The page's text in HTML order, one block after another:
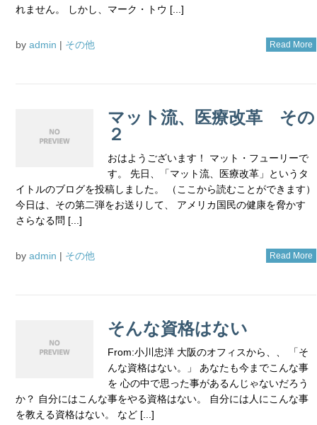
れません。 しかし、マーク・トウ [...]
by admin | その他 Read More
マット流、医療改革 その
２
おはようございます！ マット・フューリーで
す。 先日、「マット流、医療改革」というタ
イトルのブログを投稿しました。 （ここから読むことができます）
今日は、その第二弾をお送りして、 アメリカ国民の健康を脅かす
さらなる問 [...]
by admin | その他 Read More
そんな資格はない
From:小川忠洋 大阪のオフィスから、、 「そ
んな資格はない。」 あなたも今までこんな事
を 心の中で思った事があるんじゃないだろう
か？ 自分にはこんな事をやる資格はない。 自分には人にこんな事
を教える資格はない。 など [...]